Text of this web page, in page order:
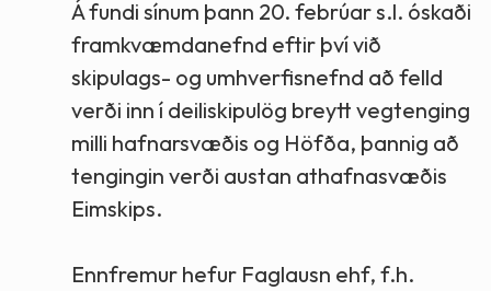
Á fundi sínum þann 20. febrúar s.l. óskaði
framkvæmdanefnd eftir því við
skipulags- og umhverfisnefnd að felld
verði inn í deiliskipulög breytt vegtenging
milli hafnarsvæðis og Höfða, þannig að
tengingin verði austan athafnasvæðis
Eimskips.
Ennfremur hefur Faglausn ehf, f.h.